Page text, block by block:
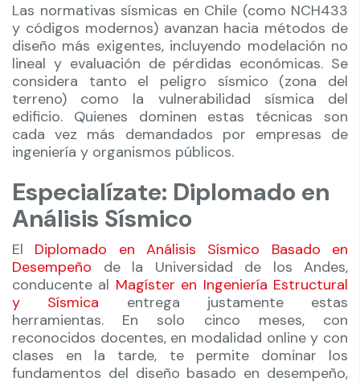
Las normativas sísmicas en Chile (como NCH433
y códigos modernos) avanzan hacia métodos de
diseño más exigentes, incluyendo modelación no
lineal y evaluación de pérdidas económicas. Se
considera tanto el peligro sísmico (zona del
terreno) como la vulnerabilidad sísmica del
edificio. Quienes dominen estas técnicas son
cada vez más demandados por empresas de
ingeniería y organismos públicos.
Especialízate: Diplomado en
Análisis Sísmico
El Diplomado en Análisis Sísmico Basado en
Desempeño de la Universidad de los Andes,
conducente al Magíster en Ingeniería Estructural
y Sísmica entrega justamente estas
herramientas. En solo cinco meses, con
reconocidos docentes, en modalidad online y con
clases en la tarde, te permite dominar los
fundamentos del diseño basado en desempeño,